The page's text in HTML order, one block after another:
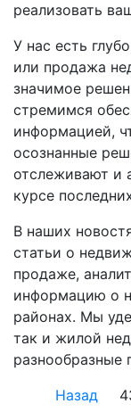
реализовать
У нас есть
или продажа
значимое
стремимся
информацией,
осознанные
отслеживают и
курсе
В наших
статьи о
продаже,
информацию о
районах. Мы
так и жилой
разнообразные
Назад